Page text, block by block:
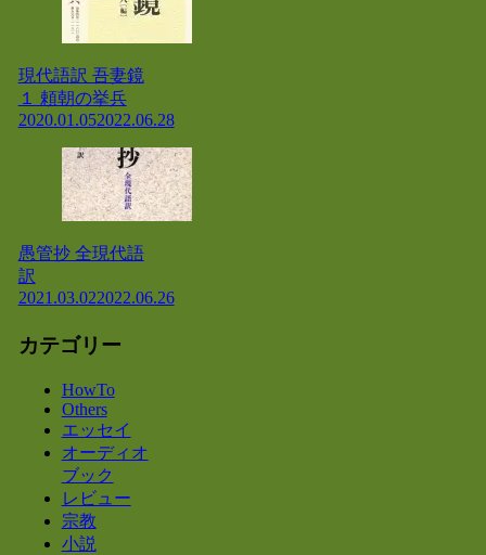
現代語訳 吾妻鏡
１ 頼朝の挙兵
2020.01.052022.06.28
愚管抄 全現代語
訳
2021.03.022022.06.26
カテゴリー
HowTo
Others
エッセイ
オーディオ
ブック
レビュー
宗教
小説